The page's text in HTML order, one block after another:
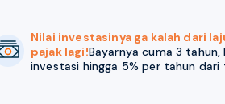
Nilai investasinya ga kalah dari
pajak lagi!Bayarnya cuma 3
investasi hingga 5% per tahun